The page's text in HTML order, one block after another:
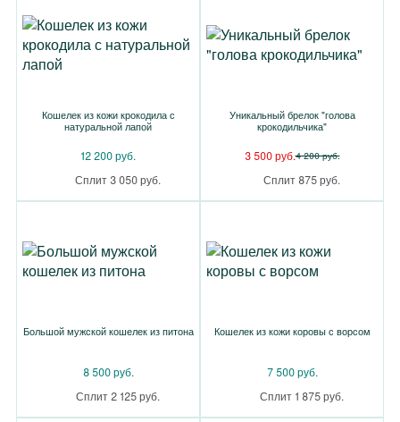
Кошелек из кожи крокодила с
натуральной лапой
12 200 руб.
Сплит 3 050 руб.
Уникальный брелок "голова
крокодильчика"
3 500 руб.4 200 руб.
Сплит 875 руб.
Большой мужской кошелек из питона
8 500 руб.
Сплит 2 125 руб.
Кошелек из кожи коровы с ворсом
7 500 руб.
Сплит 1 875 руб.